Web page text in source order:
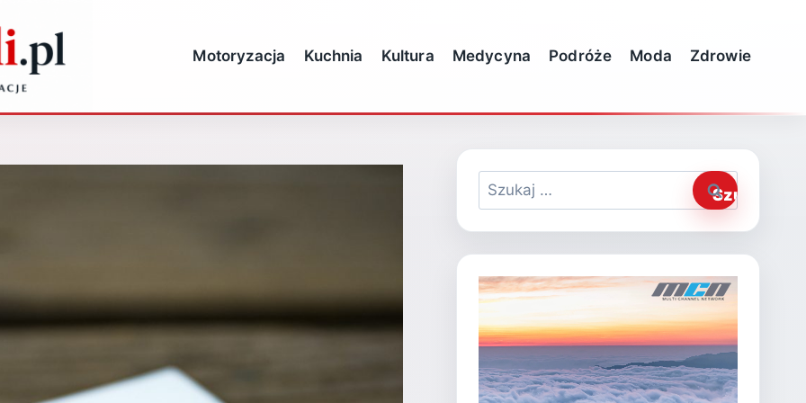
Motoryzacja Kuchnia Kultura Medycyna Podróże Moda Zdrowie
Szukaj: